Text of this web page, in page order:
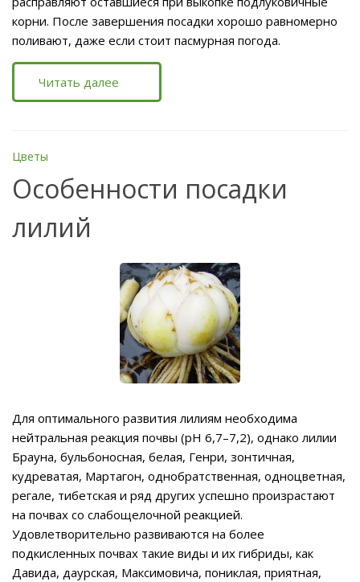
корни. После завершения посадки хорошо равномерно
поливают, даже если стоит пасмурная погода.
Читать далее
Цветы
Особенности посадки
лилий
Для оптимального развития лилиям необходима
нейтральная реакция почвы (рН 6,7–7,2), однако лилии
Брауна, бульбоносная, белая, Генри, зонтичная,
кудреватая, Мартагон, однобратственная, одноцветная,
регале, тибетская и ряд других успешно произрастают
на почвах со слабощелочной реакцией.
Удовлетворительно развиваются на более
подкисленных почвах такие виды и их гибриды, как
Давида, даурская, Максимовича, пониклая, приятная,